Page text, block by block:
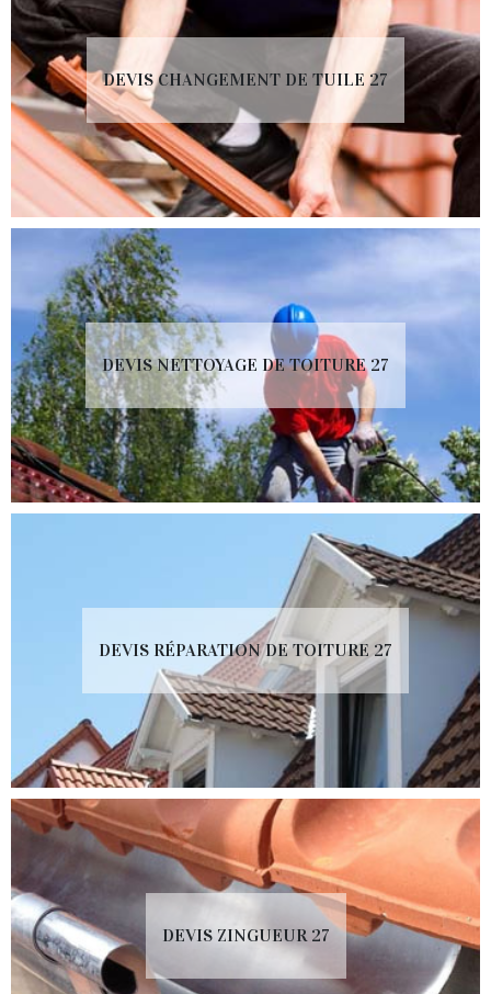
DEVIS CHANGEMENT DE TUILE 27
DEVIS NETTOYAGE DE TOITURE 27
DEVIS RÉPARATION DE TOITURE 27
DEVIS ZINGUEUR 27